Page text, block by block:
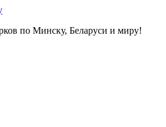
по Минску, Беларуси и миру!